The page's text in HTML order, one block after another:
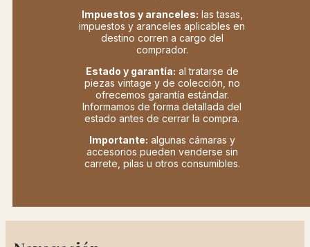
Impuestos y aranceles: las tasas,
impuestos y aranceles aplicables en
destino corren a cargo del
comprador.
Estado y garantía: al tratarse de
piezas vintage y de colección, no
ofrecemos garantía estándar.
Informamos de forma detallada del
estado antes de cerrar la compra.
Importante: algunas cámaras y
accesorios pueden venderse sin
carrete, pilas u otros consumibles.